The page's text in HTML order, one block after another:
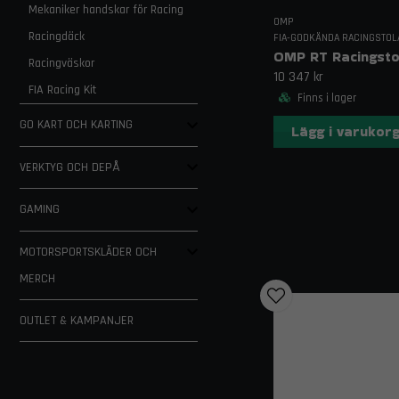
Mekaniker handskar för Racing
Racingdäck
Racingväskor
FIA Racing Kit
GO KART OCH KARTING
VERKTYG OCH DEPÅ
GAMING
MOTORSPORTSKLÄDER OCH
MERCH
OUTLET & KAMPANJER
OMP
FIA-GODKÄNDA
OMP RT
10 347 kr
Finns i lager
Lägg i